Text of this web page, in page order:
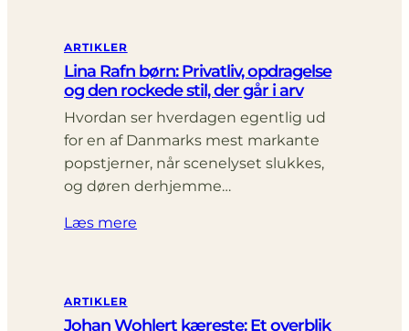
ARTIKLER
Lina Rafn børn: Privatliv, opdragelse
og den rockede stil, der går i arv
Hvordan ser hverdagen egentlig ud
for en af Danmarks mest markante
popstjerner, når scenelyset slukkes,
og døren derhjemme…
Læs mere
ARTIKLER
Johan Wohlert kæreste: Et overblik